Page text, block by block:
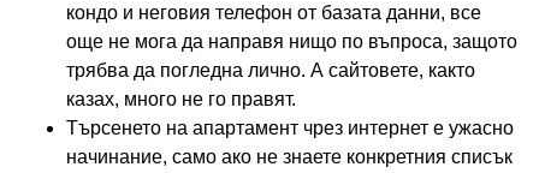
кондо и неговия телефон от базата данни, все
още не мога да направя нищо по въпроса, защото
трябва да погледна лично. А сайтовете, както
казах, много не го правят.
Търсенето на апартамент чрез интернет е ужасно
начинание, само ако не знаете конкретния списък